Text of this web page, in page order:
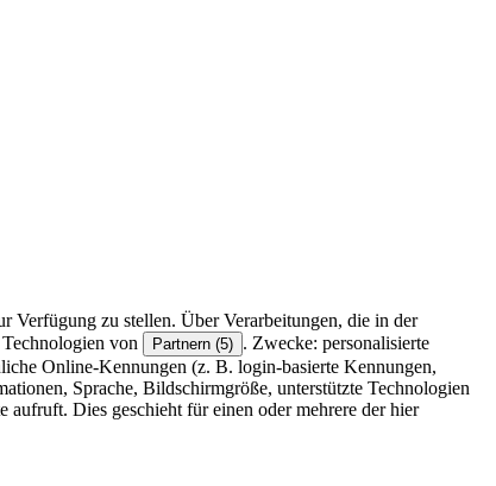
Verfügung zu stellen. Über Verarbeitungen, die in der
von Partnern (5) . Zwecke: personalisierte
Online-Kennungen (z. B. login-basierte Kennungen,
Sprache, Bildschirmgröße, unterstützte Technologien
aufruft. Dies geschieht für einen oder mehrere der hier